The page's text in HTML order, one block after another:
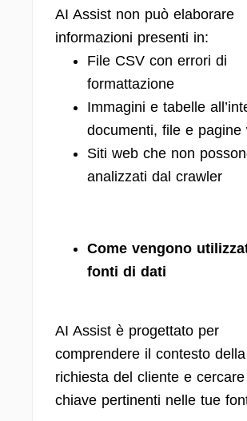
AI Assist non può elaborare
informazioni presenti in:
File CSV con errori di
formattazione
Immagini e tabelle
documenti, file e pagine
Siti web che non
analizzati dal crawler
Come vengono
fonti di dati
AI Assist è progettato per
comprendere il contesto della
richiesta del cliente e
chiave pertinenti nelle tue